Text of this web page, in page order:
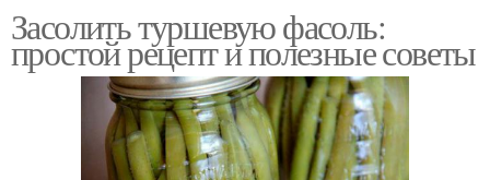
Засолить туршевую фасоль:
простой рецепт и полезные советы